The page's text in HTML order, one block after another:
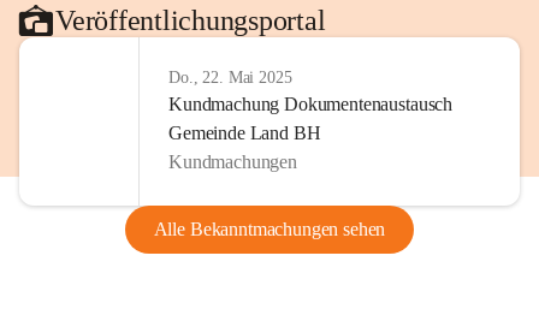
Veröffentlichungsportal
Do., 22. Mai 2025
Kundmachung Dokumentenaustausch
Gemeinde Land BH
Kundmachungen
Alle Bekanntmachungen sehen